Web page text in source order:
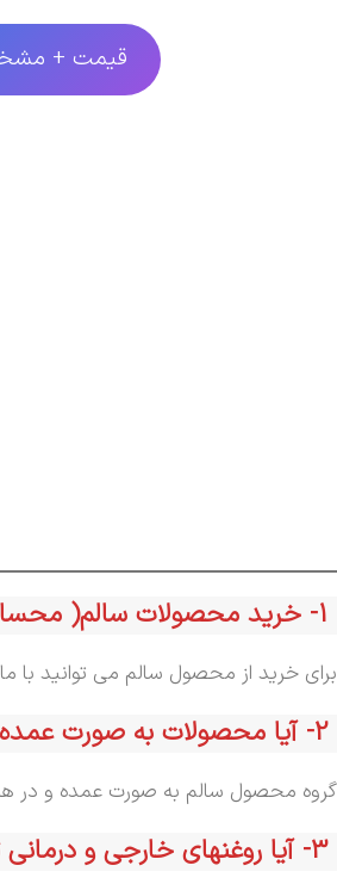
قیمت +
1- خرید محصولات سالم( محسا )به چه صورت می باشد؟
برای خرید از محصول سالم می توانید با
2- آیا محصولات به صورت عمده در لیتراژ بالا نیز تامین می کنید؟ و در همه سال محصولات موجود می باشند؟
گروه محصول سالم به صورت عمده و در
3- آیا روغنهای خارجی و درمانی تولید دارید؟